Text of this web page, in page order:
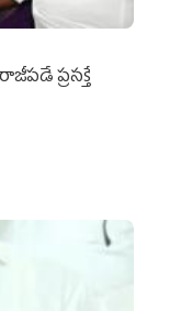
ప్రసక్తే